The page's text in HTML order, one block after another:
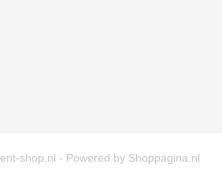
shop.nl - Powered by Shoppagina.nl